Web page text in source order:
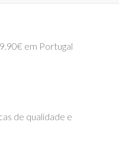
em Portugal
de qualidade e